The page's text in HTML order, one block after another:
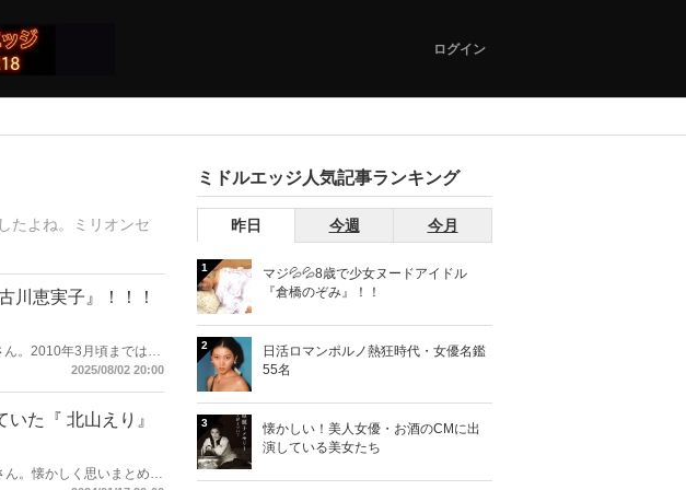
ログイン
たよね。ミリオンセ
川恵実子』！！！
。2010年3月頃まではラ
てみました。2025/08/02 20:00
た『 北山えり』
。懐かしく思いまとめて
ミドルエッジ人気記事ランキング
昨日 今週 今月
1
マジ💦💦8歳で少女ヌードアイドル
『倉橋のぞみ』！！
2
日活ロマンポルノ熱狂時代・女優名鑑
55名
3
懐かしい！美人女優・お酒のCMに出
演している美女たち